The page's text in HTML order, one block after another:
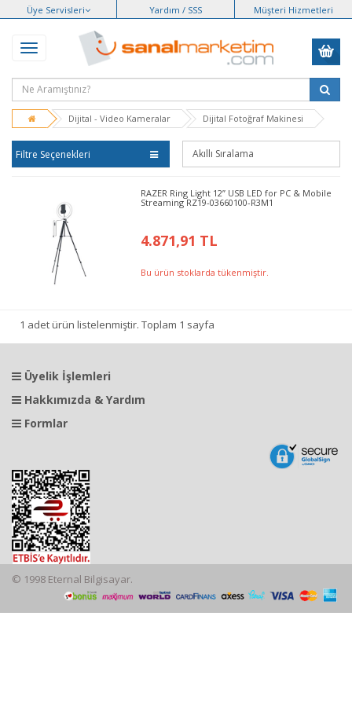
Üye Servisleri Yardım / SSS Müşteri Hizmetleri
Dijital - Video Kameralar Dijital Fotoğraf Makinesi
Filtre Seçenekleri
RAZER Ring Light 12” USB LED for PC & Mobile
Streaming RZ19-03660100-R3M1
4.871,91 TL
Bu ürün stoklarda tükenmiştir.
1 adet ürün listelenmiştir. Toplam 1 sayfa
Üyelik İşlemleri
Hakkımızda & Yardım
Formlar
© 1998 Eternal Bilgisayar.